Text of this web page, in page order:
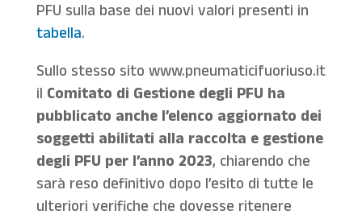
PFU sulla base dei nuovi valori presenti in
tabella.
Sullo stesso sito www.pneumaticifuoriuso.it
il Comitato di Gestione degli PFU ha
pubblicato anche l’elenco aggiornato dei
soggetti abilitati alla raccolta e gestione
degli PFU per l’anno 2023, chiarendo che
sarà reso definitivo dopo l’esito di tutte le
ulteriori verifiche che dovesse ritenere